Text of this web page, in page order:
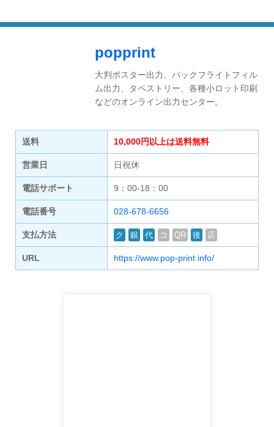
popprint
大判ポスター出力、バックフライトフィル
ム出力、タペストリー、各種小ロット印刷
などのオンライン出力センター。
送料 10,000円以上は送料無料
営業日 日祝休
電話サポート 9：00-18：00
電話番号 028-678-6656
支払方法 ク 銀 代 コ QR 後 店
URL https://www.pop-print.info/